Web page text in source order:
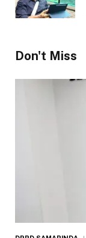
Don't Miss